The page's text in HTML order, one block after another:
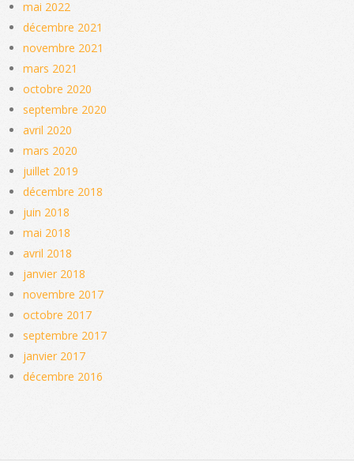
mai 2022
décembre 2021
novembre 2021
mars 2021
octobre 2020
septembre 2020
avril 2020
mars 2020
juillet 2019
décembre 2018
juin 2018
mai 2018
avril 2018
janvier 2018
novembre 2017
octobre 2017
septembre 2017
janvier 2017
décembre 2016